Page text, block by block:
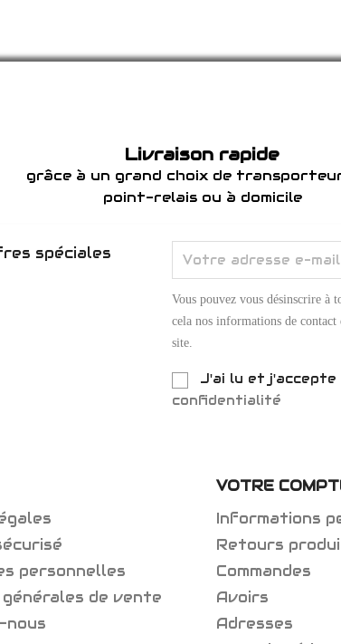
Livraison rapide
grâce à un grand choix de
point-relais ou à domicile
spéciales
Vous pouvez vous désinscrire à
cela nos informations de
site.
J'ai lu et j'accepte
confidentialité
personnelles
de vente
nous
VOTRE
Informations
Retours
Commandes
Avoirs
Adresses